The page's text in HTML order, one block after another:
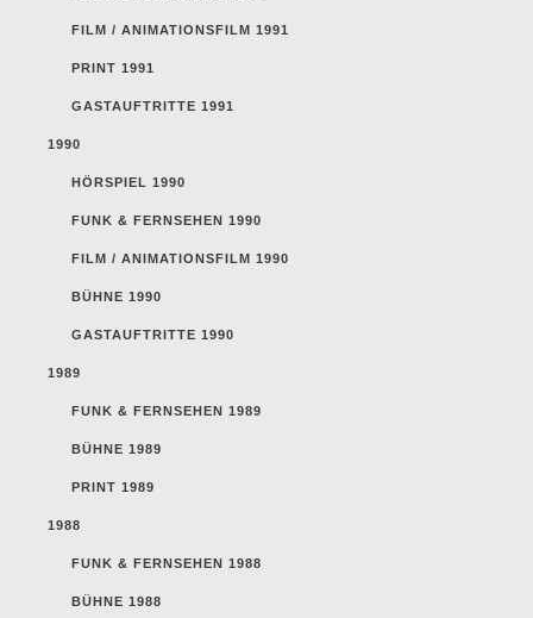
FILM / ANIMATIONSFILM 1991
PRINT 1991
GASTAUFTRITTE 1991
1990
HÖRSPIEL 1990
FUNK & FERNSEHEN 1990
FILM / ANIMATIONSFILM 1990
BÜHNE 1990
GASTAUFTRITTE 1990
1989
FUNK & FERNSEHEN 1989
BÜHNE 1989
PRINT 1989
1988
FUNK & FERNSEHEN 1988
BÜHNE 1988